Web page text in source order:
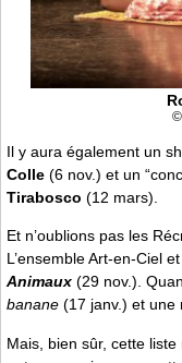
©
Il y aura également un
Colle (6 nov.) et un
Tirabosco (12 mars).
Et n’oublions pas les
L’ensemble Art-en-Ciel
Animaux (29 nov.).
banane (17 janv.) et une
Mais, bien sûr, cette